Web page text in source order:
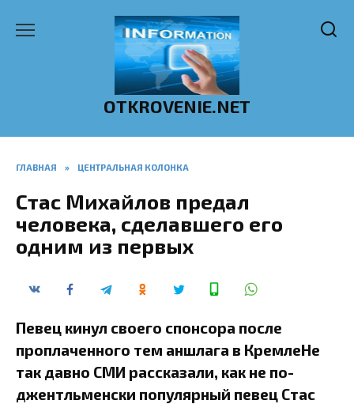
OTKROVENIE.NET
ГЛАВНАЯ » ЦЕНТРАЛЬНАЯ КОЛОНКА
Стас Михайлов предал
человека, сделавшего его
одним из первых
Певец кинул своего спонсора после
проплаченного тем аншлага в КремлеНе
так давно СМИ рассказали, как не по-
джентльменски популярный певец Стас